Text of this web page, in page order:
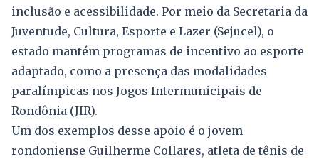
inclusão e acessibilidade. Por meio da Secretaria da
Juventude, Cultura, Esporte e Lazer (Sejucel), o
estado mantém programas de incentivo ao esporte
adaptado, como a presença das modalidades
paralímpicas nos Jogos Intermunicipais de
Rondônia (JIR).
Um dos exemplos desse apoio é o jovem
rondoniense Guilherme Collares, atleta de tênis de